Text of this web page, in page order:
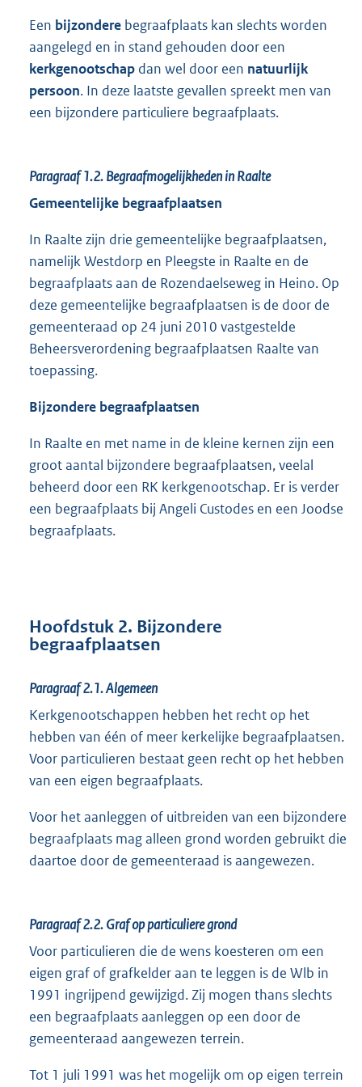
Een bijzondere begraafplaats kan slechts worden
aangelegd en in stand gehouden door een
kerkgenootschap dan wel door een natuurlijk
persoon. In deze laatste gevallen spreekt men van
een bijzondere particuliere begraafplaats.
Paragraaf 1.2.Begraafmogelijkheden in Raalte
Gemeentelijke begraafplaatsen
In Raalte zijn drie gemeentelijke begraafplaatsen,
namelijk Westdorp en Pleegste in Raalte en de
begraafplaats aan de Rozendaelseweg in Heino. Op
deze gemeentelijke begraafplaatsen is de door de
gemeenteraad op 24 juni 2010 vastgestelde
Beheersverordening begraafplaatsen Raalte van
toepassing.
Bijzondere begraafplaatsen
In Raalte en met name in de kleine kernen zijn een
groot aantal bijzondere begraafplaatsen, veelal
beheerd door een RK kerkgenootschap. Er is verder
een begraafplaats bij Angeli Custodes en een Joodse
begraafplaats.
Hoofdstuk 2. Bijzondere
begraafplaatsen
Paragraaf 2.1.Algemeen
Kerkgenootschappen hebben het recht op het
hebben van één of meer kerkelijke begraafplaatsen.
Voor particulieren bestaat geen recht op het hebben
van een eigen begraafplaats.
Voor het aanleggen of uitbreiden van een bijzondere
begraafplaats mag alleen grond worden gebruikt die
daartoe door de gemeenteraad is aangewezen.
Paragraaf 2.2.Graf op particuliere grond
Voor particulieren die de wens koesteren om een
eigen graf of grafkelder aan te leggen is de Wlb in
1991 ingrijpend gewijzigd. Zij mogen thans slechts
een begraafplaats aanleggen op een door de
gemeenteraad aangewezen terrein.
Tot 1 juli 1991 was het mogelijk om op eigen terrein